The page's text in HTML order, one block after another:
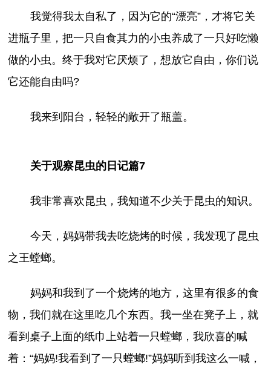
我觉得我太自私了，因为它的“漂亮”，才将它关
进瓶子里，把一只自食其力的小虫养成了一只好吃懒
做的小虫。终于我对它厌烦了，想放它自由，你们说
它还能自由吗?
我来到阳台，轻轻的敞开了瓶盖。
关于观察昆虫的日记篇7
我非常喜欢昆虫，我知道不少关于昆虫的知识。
今天，妈妈带我去吃烧烤的时候，我发现了昆虫
之王螳螂。
妈妈和我到了一个烧烤的地方，这里有很多的食
物，我们就在这里吃几个东西。我一坐在凳子上，就
看到桌子上面的纸巾上站着一只螳螂，我欣喜的喊
着：“妈妈!我看到了一只螳螂!”妈妈听到我这么一喊，